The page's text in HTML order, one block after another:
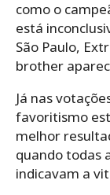
como o
está
São Paulo,
brother
Já nas
favoritismo
melhor
quando todas
indicavam a